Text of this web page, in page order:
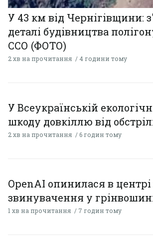
У 43 км від Чернігівщини:
деталі будівництва
ССО (ФОТО)
2 хв на прочитання 4 години тому
У Всеукраїнській
шкоду довкіллю від
2 хв на прочитання 6 годин тому
OpenAI опинилася в
звинувачення у
1 хв на прочитання 7 годин тому